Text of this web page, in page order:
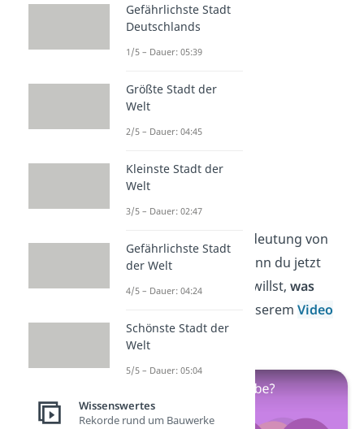
Jetzt kennst du die Bedeutung von
„Ich hab dich lieb“. Wenn du jetzt
noch genauer wissen willst, was
, schau bei unseremVideo
vorbei!
Gefährlichste Stadt
Deutschlands
1/5 – Dauer: 05:39
Größte Stadt der
Welt
2/5 – Dauer: 04:45
Kleinste Stadt der
Welt
3/5 – Dauer: 02:47
Gefährlichste Stadt
der Welt
4/5 – Dauer: 04:24
Schönste Stadt der
Welt
5/5 – Dauer: 05:04
Wissenswertes
Rekorde rund um Bauwerke